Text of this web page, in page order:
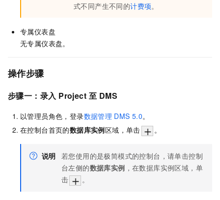
式不同产生不同的计费项。
专属仪表盘
无专属仪表盘。
操作步骤
步骤一：录入 Project 至 DMS
以管理员角色，登录数据管理 DMS 5.0。
在控制台首页的数据库实例区域，单击 。
说明 若您使用的是极简模式的控制台，请单击控制
台左侧的数据库实例 ，在数据库实例区域，单
击
。